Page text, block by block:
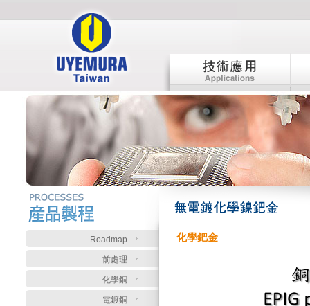
Roadmap
前處理
化學銅
電鍍銅
化學鈀金